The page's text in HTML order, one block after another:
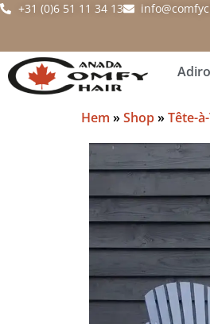
+31 (0)6 51 11 34 13
Hem »Shop»Tête-